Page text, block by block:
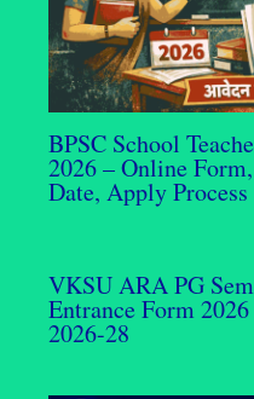
BPSC School
2026 – Online
Date, Apply Process
VKSU ARA PG
Entrance Form
2026-28